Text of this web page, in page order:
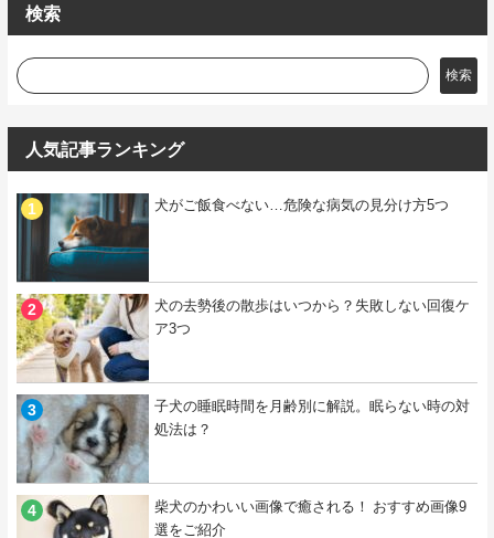
検索
検索
人気記事ランキング
犬がご飯食べない…危険な病気の見分け方5つ
犬の去勢後の散歩はいつから？失敗しない回復ケ
ア3つ
子犬の睡眠時間を月齢別に解説。眠らない時の対
処法は？
柴犬のかわいい画像で癒される！ おすすめ画像9
選をご紹介